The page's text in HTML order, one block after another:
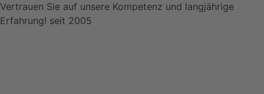
Vertrauen Sie auf unsere Kompetenz und langjährige
Erfahrung! seit 2005